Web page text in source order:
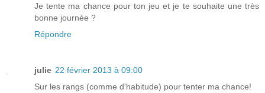
Je tente ma chance pour ton jeu et je te souhaite une très
bonne journée ?
Répondre
julie 22 février 2013 à 09:00
Sur les rangs (comme d'habitude) pour tenter ma chance!